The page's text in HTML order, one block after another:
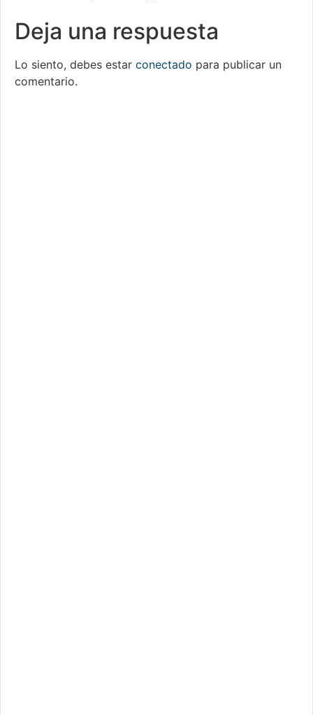
Deja una respuesta
Lo siento, debes estar conectado para publicar un
comentario.